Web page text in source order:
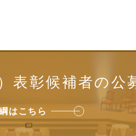
表彰候補者の公
はこちら